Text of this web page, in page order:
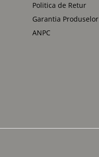
Politica de Retur
Garantia Produselor
ANPC